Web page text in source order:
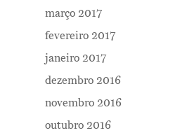
março 2017
fevereiro 2017
janeiro 2017
dezembro 2016
novembro 2016
outubro 2016